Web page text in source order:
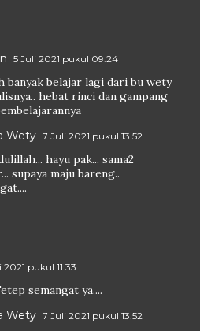
5 Juli 2021 pukul 09.24
banyak belajar lagi dari bu wety
hebat rinci dan gampang
Wety 7 Juli 2021 pukul 13.52
hayu pak... sama2
supaya maju bareng..
2021 pukul 11.33
semangat ya....
Wety 7 Juli 2021 pukul 13.52